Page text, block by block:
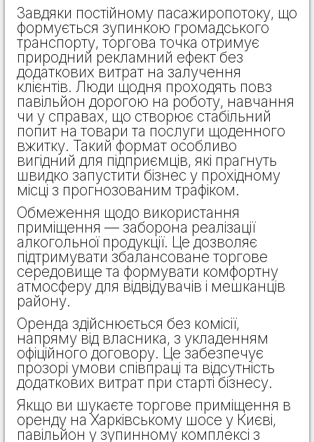
Завдяки постійному пасажиропотоку, що
формується зупинкою громадського
транспорту, торгова точка отримує
природний рекламний ефект без
додаткових витрат на залучення
клієнтів. Люди щодня проходять повз
павільйон дорогою на роботу, навчання
чи у справах, що створює стабільний
попит на товари та послуги щоденного
вжитку. Такий формат особливо
вигідний для підприємців, які прагнуть
швидко запустити бізнес у прохідному
місці з прогнозованим трафіком.
Обмеження щодо використання
приміщення — заборона реалізації
алкогольної продукції. Це дозволяє
підтримувати збалансоване торгове
середовище та формувати комфортну
атмосферу для відвідувачів і мешканців
району.
Оренда здійснюється без комісії,
напряму від власника, з укладенням
офіційного договору. Це забезпечує
прозорі умови співпраці та відсутність
додаткових витрат при старті бізнесу.
Якщо ви шукаєте торгове приміщення в
оренду на Харківському шосе у Києві,
павільйон у зупинному комплексі з